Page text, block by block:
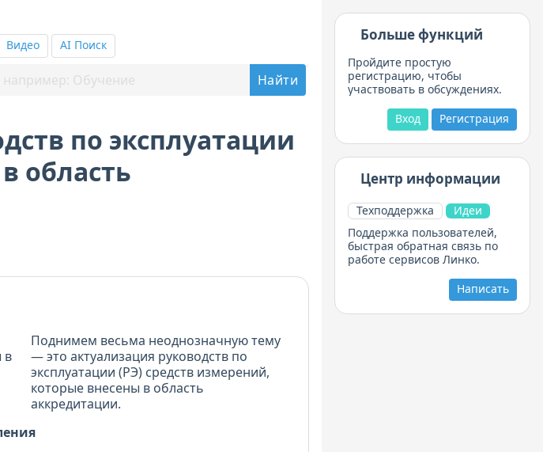
Видео AI Поиск
по эксплуатации
область
Поднимем весьма неоднозначную тему
— это актуализация руководств по
эксплуатации (РЭ) средств измерений,
которые внесены в область
аккредитации.
Больше функций
Пройдите простую
регистрацию, чтобы
участвовать в обсуждениях.
Регистрация
Вход
Центр информации
Техподдержка
Идеи
Поддержка пользователей,
быстрая обратная связь по
работе сервисов Линко.
Написать